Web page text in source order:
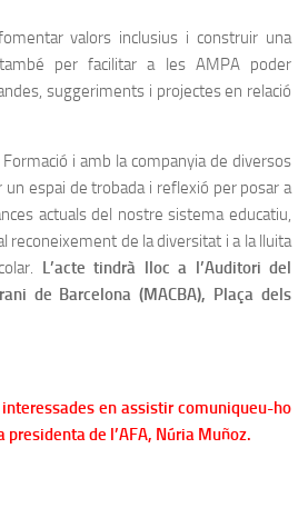
valors inclusius i construir una
per facilitar a les AMPA poder
suggeriments i projectes en relació
i amb la companyia de diversos
espai de trobada i reflexió per posar a
actuals del nostre sistema educatiu,
reconeixement de la diversitat i a la lluita
L’acte tindrà lloc a l’Auditori del
de Barcelona (MACBA), Plaça dels
en assistir comuniqueu-ho
de l’AFA, Núria Muñoz.